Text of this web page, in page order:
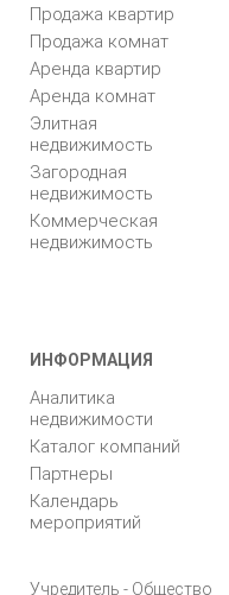
Продажа квартир
Продажа комнат
Аренда квартир
Аренда комнат
Элитная
недвижимость
Загородная
недвижимость
Коммерческая
недвижимость
ИНФОРМАЦИЯ
Аналитика
недвижимости
Каталог компаний
Партнеры
Календарь
мероприятий
Учредитель - Общество